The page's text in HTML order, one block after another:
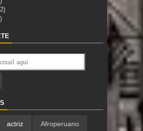
actriz Afroperuano